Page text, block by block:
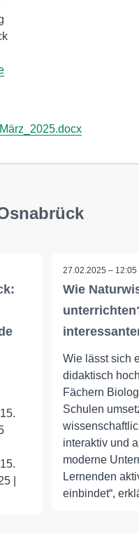
|
27.02.2025 – 12:05
Wie
Wie lässt sich
didaktisch
Fächern
Schulen
interaktiv und
moderne
Lernenden
einbindet“,